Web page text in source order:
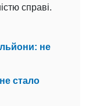
справі.
не
стало